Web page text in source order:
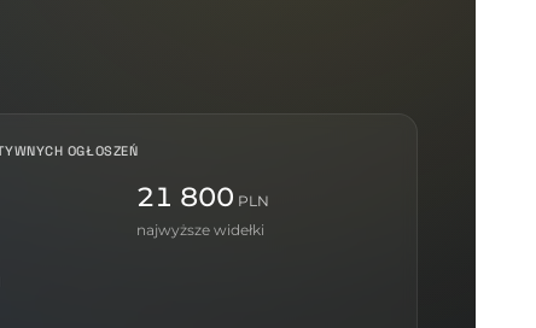
OGŁOSZEŃ
21 800 PLN
najwyższe widełki